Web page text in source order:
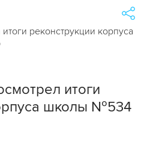
реконструкции корпуса
итоги
школы №534